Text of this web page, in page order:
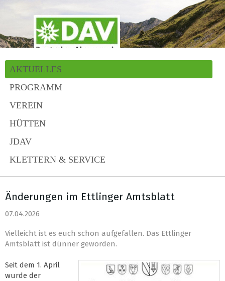
AKTUELLES
PROGRAMM
VEREIN
HÜTTEN
JDAV
KLETTERN & SERVICE
Änderungen im Ettlinger Amtsblatt
07.04.2026
Vielleicht ist es euch schon aufgefallen. Das Ettlinger
Amtsblatt ist dünner geworden.
Seit dem 1. April
wurde der